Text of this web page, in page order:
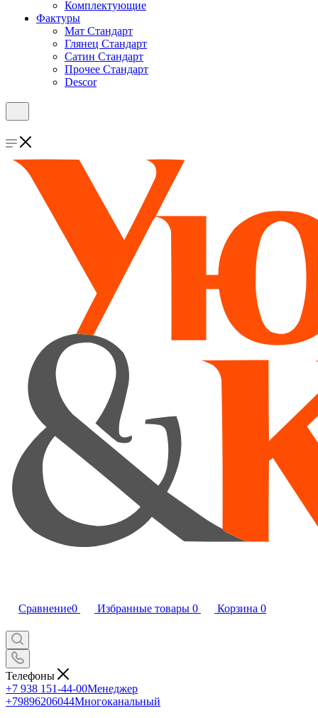
Комплектующие
Фактуры
Мат Стандарт
Глянец Стандарт
Сатин Стандарт
Прочее Стандарт
Descor
Сравнение0 Избранные товары 0 Корзина 0
Телефоны
+7 938 151-44-00Менеджер
+79896206044Многоканальный